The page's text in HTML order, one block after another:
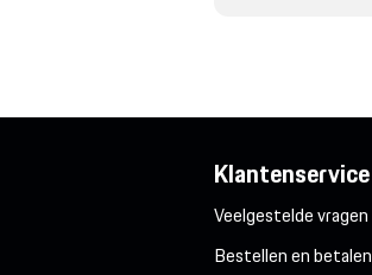
Klantenservice
Veelgestelde vragen
Bestellen en betalen